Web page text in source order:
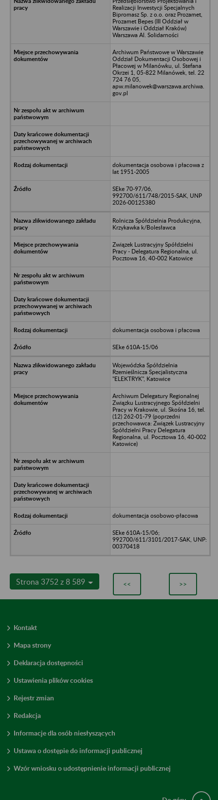
Realizacji Inwestycji Specjalnych
Bipromasz Sp. z o.o. oraz Prozamet,
Prozamet Bepes (III Oddział w
Warszawie i Oddział Kraków)
Warszawa Al. Solidarności
Archiwum Państwowe w Warszawie
Oddział Dokumentacji Osobowej i
Płacowej w Milanówku, ul. Stefana
Okrzei 1, 05-822 Milanówek, tel. 22
724 76 05,
apw.milanowek@warszawa.archiwa.
gov.pl
dokumentacja osobowa i płacowa z
lat 1951-2005
SEke 70-97/06,
992700/611/748/2015-SAK, UNP
2026-00125380
Rolnicza Spółdzielnia Produkcyjna,
Krzykawka k/Bolesławca
Związek Lustracyjny Spółdzielni
Pracy - Delegatura Regionalna, ul.
Pocztowa 16, 40-002 Katowice
dokumentacja osobowa i płacowa
SEke 610A-15/06
Wojewódzka Spółdzielnia
Rzemieślnicza Specjalistyczna
"ELEKTRYK", Katowice
Archiwum Delegatury Regionalnej
Związku Lustracyjnego Spółdzielni
Pracy w Krakowie, ul. Skośna 16, tel.
(12) 262-01-79 (poprzedni
przechowawca: Związek Lustracyjny
Spółdzielni Pracy Delegatura
Regionalna, ul. Pocztowa 16, 40-002
Katowice)
dokumentacja osobowo-płacowa
SEke 610A-15/06;
992700/611/3101/2017-SAK, UNP:
00370418
Strona 3752 z 8 589 << >>
Kontakt
Mapa strony
Deklaracja dostępności
Ustawienia plików cookies
Rejestr zmian
Redakcja
Informacje dla osób niesłyszących
Ustawa o dostępie do informacji publicznej
Wzór wniosku o udostępnienie informacji publicznej